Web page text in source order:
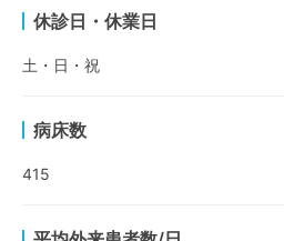
休診日・休業日
土・日・祝
病床数
415